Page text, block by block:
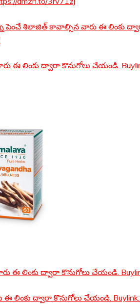
పెంచే శిలాజిత్ కావాల్సిన వారు ఈ లింకు
ఈ లింకు ద్వారా కొనుగోలు చేయండి.
ఈ లింకు ద్వారా కొనుగోలు చేయండి.
లింకు ద్వారా కొనుగోలు చేయండి. Buylink: